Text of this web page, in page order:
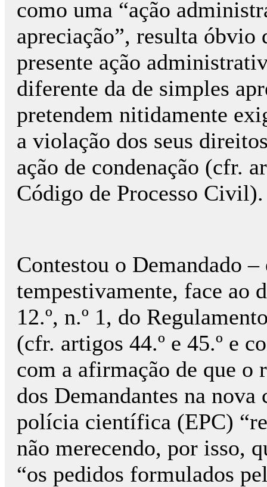
como uma “ação
apreciação”, resulta óbvio
presente ação
diferente da de simples
pretendem nitidamente
a violação dos seus
ação de condenação (cfr.
Código de Processo Civil).
Contestou o Demandado
tempestivamente, face ao
12.º, n.º 1, do
(cfr. artigos 44.º e 45.º e
com a afirmação de que o
dos Demandantes na
polícia científica (EPC)
não merecendo, por isso,
“os pedidos formulados